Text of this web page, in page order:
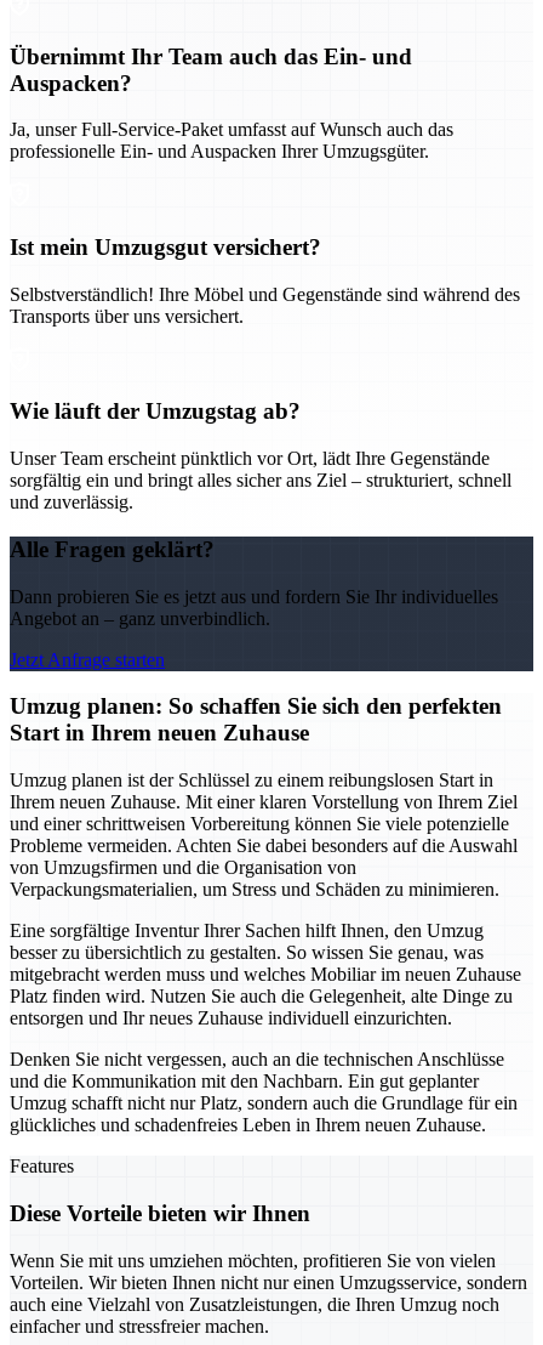
Übernimmt Ihr Team auch das Ein- und
Auspacken?
Ja, unser Full-Service-Paket umfasst auf Wunsch auch das
professionelle Ein- und Auspacken Ihrer Umzugsgüter.
Ist mein Umzugsgut versichert?
Selbstverständlich! Ihre Möbel und Gegenstände sind während des
Transports über uns versichert.
Wie läuft der Umzugstag ab?
Unser Team erscheint pünktlich vor Ort, lädt Ihre Gegenstände
sorgfältig ein und bringt alles sicher ans Ziel – strukturiert, schnell
und zuverlässig.
Alle Fragen geklärt?
Dann probieren Sie es jetzt aus und fordern Sie Ihr individuelles
Angebot an – ganz unverbindlich.
Jetzt Anfrage starten
Umzug planen: So schaffen Sie sich den perfekten
Start in Ihrem neuen Zuhause
Umzug planen ist der Schlüssel zu einem reibungslosen Start in
Ihrem neuen Zuhause. Mit einer klaren Vorstellung von Ihrem Ziel
und einer schrittweisen Vorbereitung können Sie viele potenzielle
Probleme vermeiden. Achten Sie dabei besonders auf die Auswahl
von Umzugsfirmen und die Organisation von
Verpackungsmaterialien, um Stress und Schäden zu minimieren.
Eine sorgfältige Inventur Ihrer Sachen hilft Ihnen, den Umzug
besser zu übersichtlich zu gestalten. So wissen Sie genau, was
mitgebracht werden muss und welches Mobiliar im neuen Zuhause
Platz finden wird. Nutzen Sie auch die Gelegenheit, alte Dinge zu
entsorgen und Ihr neues Zuhause individuell einzurichten.
Denken Sie nicht vergessen, auch an die technischen Anschlüsse
und die Kommunikation mit den Nachbarn. Ein gut geplanter
Umzug schafft nicht nur Platz, sondern auch die Grundlage für ein
glückliches und schadenfreies Leben in Ihrem neuen Zuhause.
Features
Diese Vorteile bieten wir Ihnen
Wenn Sie mit uns umziehen möchten, profitieren Sie von vielen
Vorteilen. Wir bieten Ihnen nicht nur einen Umzugsservice, sondern
auch eine Vielzahl von Zusatzleistungen, die Ihren Umzug noch
einfacher und stressfreier machen.